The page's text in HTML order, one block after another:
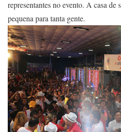
representantes no evento. A casa
pequena para tanta gente.